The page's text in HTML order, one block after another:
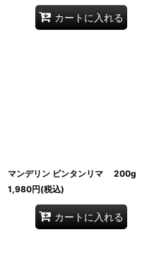
カートに入れる
マンデリン ビンタンリマ 200g
1,980円(税込)
カートに入れる